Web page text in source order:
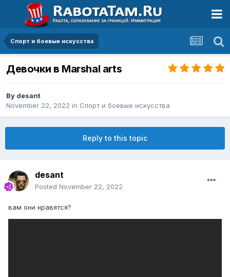
Спорт и боевые искусства
Девочки в Marshal arts
By desant
November 22, 2022 in Спорт и боевые искусства
Reply to this topic
desant
Posted November 22, 2022
вам они нравятся?